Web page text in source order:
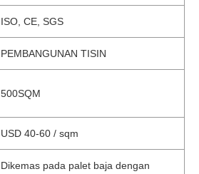
ISO, CE, SGS
PEMBANGUNAN TISIN
500SQM
USD 40-60 / sqm
Dikemas pada palet baja dengan